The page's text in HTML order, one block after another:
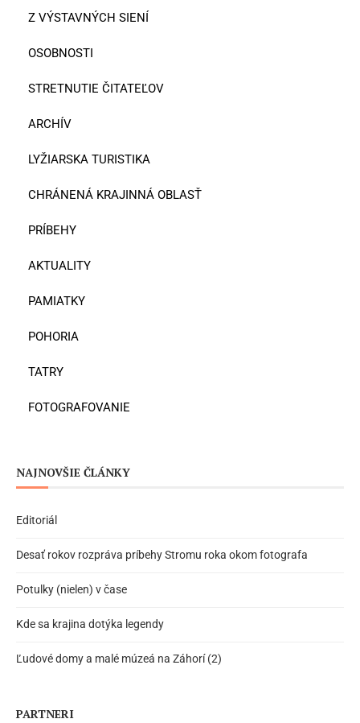
Z VÝSTAVNÝCH SIENÍ
OSOBNOSTI
STRETNUTIE ČITATEĽOV
ARCHÍV
LYŽIARSKA TURISTIKA
CHRÁNENÁ KRAJINNÁ OBLASŤ
PRÍBEHY
AKTUALITY
PAMIATKY
POHORIA
TATRY
FOTOGRAFOVANIE
NAJNOVŠIE ČLÁNKY
Editoriál
Desať rokov rozpráva príbehy Stromu roka okom fotografa
Potulky (nielen) v čase
Kde sa krajina dotýka legendy
Ľudové domy a malé múzeá na Záhorí (2)
PARTNERI